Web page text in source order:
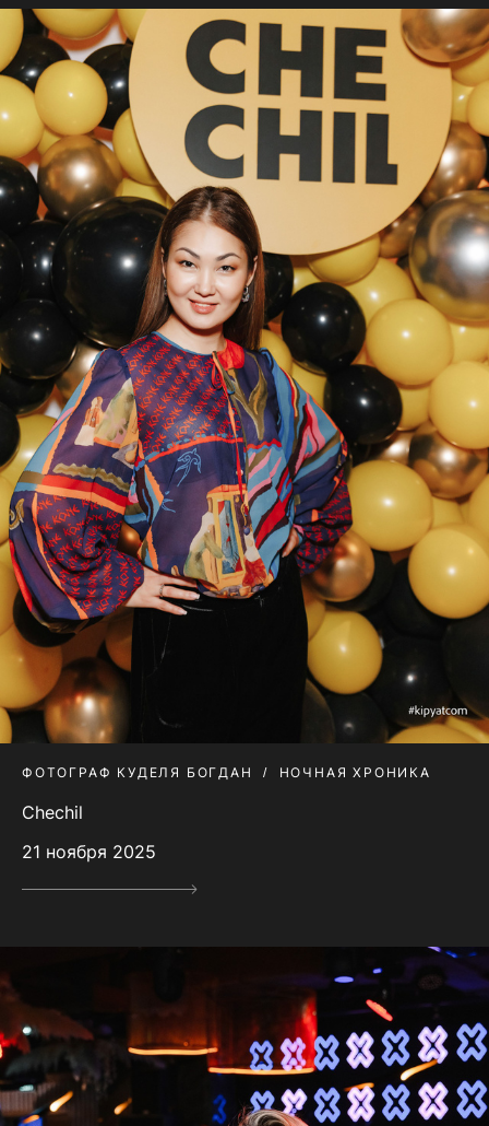
ФОТОГРАФ КУДЕЛЯ БОГДАН НОЧНАЯ ХРОНИКА
Chechil
21 ноября 2025